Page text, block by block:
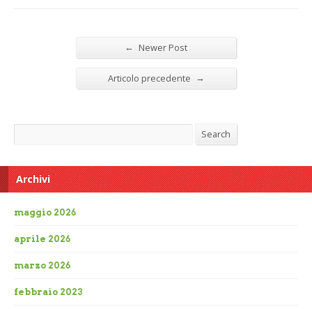
← Newer Post
Articolo precedente →
Search
Archivi
maggio 2026
aprile 2026
marzo 2026
febbraio 2023